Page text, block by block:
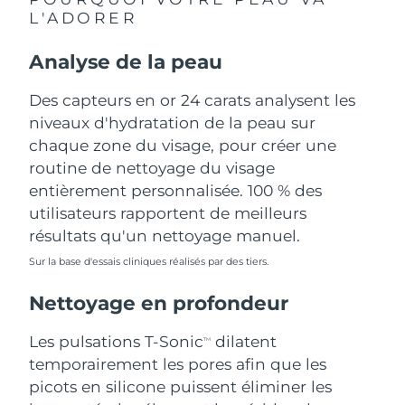
L'ADORER
Analyse de la peau
Des capteurs en or 24 carats analysent les
niveaux d'hydratation de la peau sur
chaque zone du visage, pour créer une
routine de nettoyage du visage
entièrement personnalisée. 100 % des
utilisateurs rapportent de meilleurs
résultats qu'un nettoyage manuel.
Sur la base d'essais cliniques réalisés par des tiers.
Nettoyage en profondeur
Les pulsations T-SonicTM
dilatent
temporairement les pores afin que les
picots en silicone puissent éliminer les
Portugal Livraison estimée
Porto Rico Livraison estimée
Qatar Livraison estimée
La Réunion
Roumanie
Russie Livraison estimée
Arabie saoudite Livraison estimée